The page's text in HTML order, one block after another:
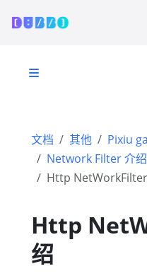
文档 其他 Pixiu
Network Filter 介绍
Http
Http
绍